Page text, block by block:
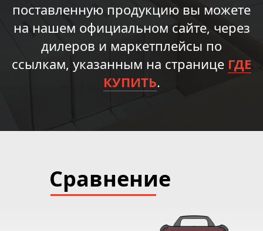
поставленную продукцию вы можете
на нашем официальном сайте, через
дилеров и маркетплейсы по
ссылкам, указанным на странице ГДЕ
КУПИТЬ.
Сравнение